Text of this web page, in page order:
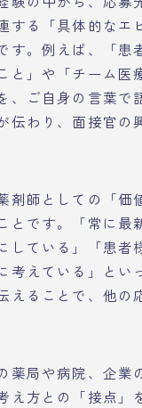
する「具体的なエ
す。例えば、「患
と」や「チーム医
、ご自身の言葉で
伝わり、面接官の
剤師としての「価
とです。「常に最
している」「患者
考えている」とい
えることで、他の
薬局や病院、企業
え方との「接点」